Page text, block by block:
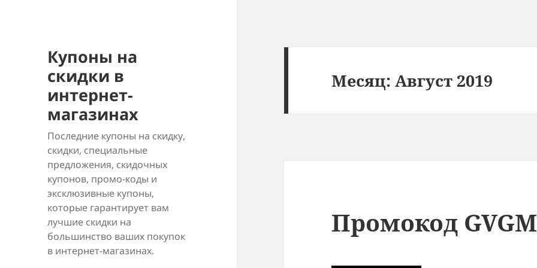
Купоны на
скидки в
интернет-
магазинах
Последние купоны на скидку,
скидки, специальные
предложения, скидочных
купонов, промо-коды и
эксклюзивные купоны,
которые гарантирует вам
лучшие скидки на
большинство ваших покупок
в интернет-магазинах.
Месяц:Август 2019
Промокод